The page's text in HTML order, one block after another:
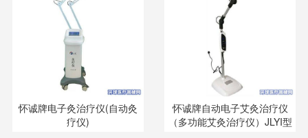
怀诚牌电子灸治疗仪(自动灸
疗仪)
怀诚牌自动电子艾灸治疗仪
（多功能艾灸治疗仪）JLYI型